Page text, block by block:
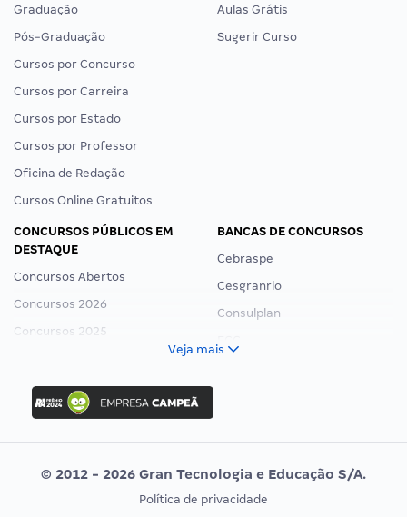
Graduação
Pós-Graduação
Cursos por Concurso
Cursos por Carreira
Cursos por Estado
Cursos por Professor
Oficina de Redação
Cursos Online Gratuitos
Aulas Grátis
Sugerir Curso
CONCURSOS PÚBLICOS EM
DESTAQUE
Concursos Abertos
Concursos 2026
Concursos 2025
Concurso Ibama
Concurso MPU
Editais publicados
BANCAS DE CONCURSOS
Cebraspe
Cesgranrio
Consulplan
Vunesp
CONCURSOS POR PROFISSÃO EXAME DE ORDEM
Veja mais
© 2012 - 2026 Gran Tecnologia e Educação S/A.
Política de privacidade